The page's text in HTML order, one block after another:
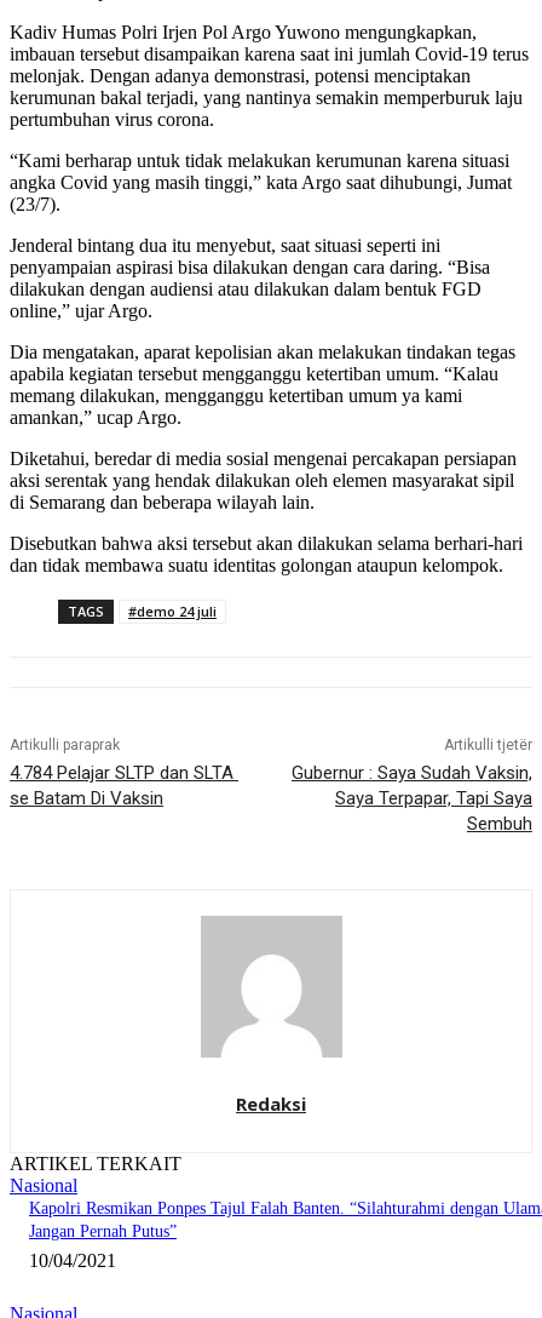
Kadiv Humas Polri Irjen Pol Argo Yuwono mengungkapkan,
imbauan tersebut disampaikan karena saat ini jumlah Covid-19 terus
melonjak. Dengan adanya demonstrasi, potensi menciptakan
kerumunan bakal terjadi, yang nantinya semakin memperburuk laju
pertumbuhan virus corona.
“Kami berharap untuk tidak melakukan kerumunan karena situasi
angka Covid yang masih tinggi,” kata Argo saat dihubungi, Jumat
(23/7).
Jenderal bintang dua itu menyebut, saat situasi seperti ini
penyampaian aspirasi bisa dilakukan dengan cara daring. “Bisa
dilakukan dengan audiensi atau dilakukan dalam bentuk FGD
online,” ujar Argo.
Dia mengatakan, aparat kepolisian akan melakukan tindakan tegas
apabila kegiatan tersebut mengganggu ketertiban umum. “Kalau
memang dilakukan, mengganggu ketertiban umum ya kami
amankan,” ucap Argo.
Diketahui, beredar di media sosial mengenai percakapan persiapan
aksi serentak yang hendak dilakukan oleh elemen masyarakat sipil
di Semarang dan beberapa wilayah lain.
Disebutkan bahwa aksi tersebut akan dilakukan selama berhari-hari
dan tidak membawa suatu identitas golongan ataupun kelompok.
TAGS #demo 24 juli
Artikulli paraprak
4.784 Pelajar SLTP dan SLTA
se Batam Di Vaksin
Artikulli tjetër
Gubernur : Saya Sudah Vaksin,
Saya Terpapar, Tapi Saya
Sembuh
Redaksi
ARTIKEL TERKAIT
Nasional
Kapolri Resmikan Ponpes Tajul Falah Banten. “Silahturahmi dengan
Jangan Pernah Putus”
10/04/2021
Nasional